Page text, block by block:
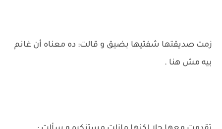
زمت صديقتها شفتيها بضيق و قالت: ده معناه أن غانم
بيه مش هنا .